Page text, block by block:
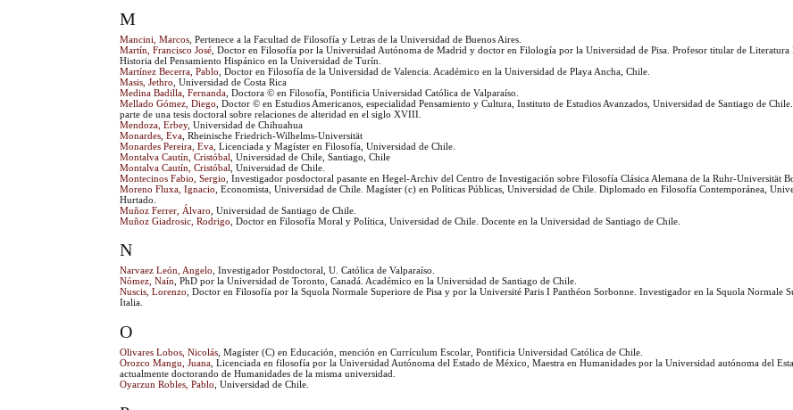
M
Mancini, Marcos , Pertenece a la Facultad de Filosofía y Letras de la Universidad de Buenos Aires.
Martín, Francisco José , Doctor en Filosofía por la Universidad Autónoma de Madrid y doctor en Filología por la Universidad de Pisa. Profesor titular de Literatura
Historia del Pensamiento Hispánico en la Universidad de Turín.
Martínez Becerra, Pablo , Doctor en Filosofía de la Universidad de Valencia. Académico en la Universidad de Playa Ancha, Chile.
Masis, Jethro , Universidad de Costa Rica
Medina Badilla, Fernanda , Doctora © en Filosofía, Pontificia Universidad Católica de Valparaíso.
Mellado Gómez, Diego , Doctor © en Estudios Americanos, especialidad Pensamiento y Cultura, Instituto de Estudios Avanzados, Universidad de Santiago de
parte de una tesis doctoral sobre relaciones de alteridad en el siglo XVIII.
Mendoza, Erbey, Universidad de Chihuahua
Monardes, Eva , Rheinische Friedrich-Wilhelms-Universität
Monardes Pereira, Eva , Licenciada y Magíster en Filosofía, Universidad de Chile.
Montalva Cautín, Cristóbal
, Universidad de Chile, Santiago, Chile
Montalva Cautín, Cristóbal
, Universidad de Chile.
Montecinos Fabio, Sergio , Investigador posdoctoral pasante en Hegel-Archiv del Centro de Investigación sobre Filosofía Clásica Alemana de la Ruhr-Universität
Moreno Fluxa, Ignacio , Economista, Universidad de Chile. Magíster (c) en Políticas Públicas, Universidad de Chile. Diplomado en Filosofía Contemporánea,
Hurtado.
Muñoz Ferrer, Álvaro , Universidad de Santiago de Chile.
Muñoz Giadrosic, Rodrigo , Doctor en Filosofía Moral y Política, Universidad de Chile. Docente en la Universidad de Santiago de Chile.
N
Narvaez León, Angelo , Investigador Postdoctoral, U. Católica de Valparaíso.
Nómez, Naín , PhD por la Universidad de Toronto, Canadá. Académico en la Universidad de Santiago de Chile.
Nuscis, Lorenzo , Doctor en Filosofía por la Squola Normale Superiore de Pisa y por la Université Paris I Panthéon Sorbonne. Investigador en la Squola Normale
Italia.
O
Olivares Lobos, Nicolás , Magíster (C) en Educación, mención en Currículum Escolar, Pontificia Universidad Católica de Chile.
Orozco Mangu, Juana , Licenciada en filosofía por la Universidad Autónoma del Estado de México, Maestra en Humanidades por la Universidad autónoma del
actualmente doctorando de Humanidades de la misma universidad.
Oyarzun Robles, Pablo , Universidad de Chile.